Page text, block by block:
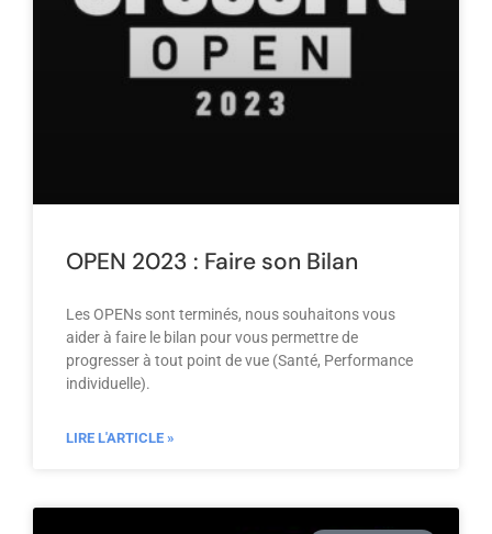
OPEN 2023 : Faire son Bilan
Les OPENs sont terminés, nous souhaitons vous
aider à faire le bilan pour vous permettre de
progresser à tout point de vue (Santé, Performance
individuelle).
LIRE L'ARTICLE »